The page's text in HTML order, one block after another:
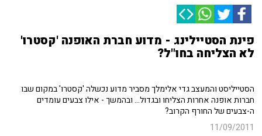
פינת הסטיילינג - מדוע חברת האופנה 'קסטרו'
לא הצליחה בחו"ל?
הסטייליסט והמעצב גדי אלימלך מסביר מדוע נכשלה 'קסטרו' במקום שבו
חברות אופנה אחרות הצליחו ובגדול... ובהמשך - אילו צבעים עומדים
ה-צבעים של החורף הקרוב?
11/09/2011